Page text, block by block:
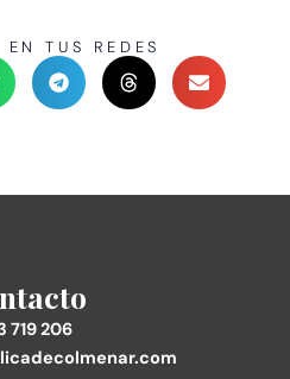
EN TUS REDES
719 206